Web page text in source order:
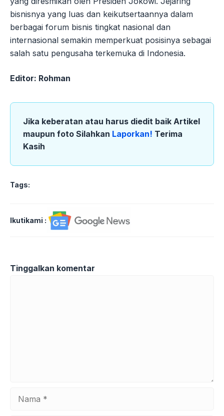
bisnisnya yang luas dan keikutsertaannya dalam
berbagai forum bisnis tingkat nasional dan
internasional semakin memperkuat posisinya sebagai
salah satu pengusaha terkemuka di Indonesia.
Editor: Rohman
Jika keberatan atau harus diedit baik Artikel
maupun foto Silahkan Laporkan! Terima
Kasih
Tags:
Ikutikami :
Tinggalkan komentar